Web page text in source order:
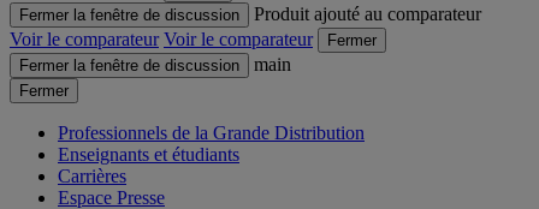
Fermer la fenêtre de discussion
Produit ajouté au comparateur
Voir le comparateur Voir le comparateur
Fermer
Fermer la fenêtre de discussion
main
Fermer
Professionnels de la Grande Distribution
Enseignants et étudiants
Carrières
Espace Presse